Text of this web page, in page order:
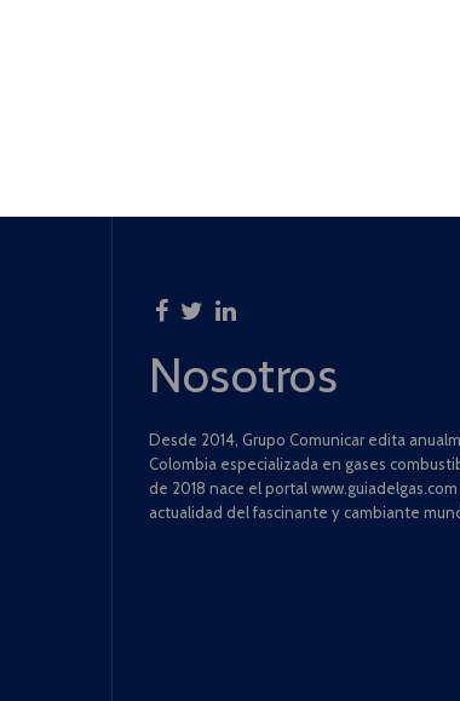
Nosotros
Desde 2014, Grupo Comunicar edita
Colombia especializada en gases
de 2018 nace el portal
actualidad del fascinante y cambiante